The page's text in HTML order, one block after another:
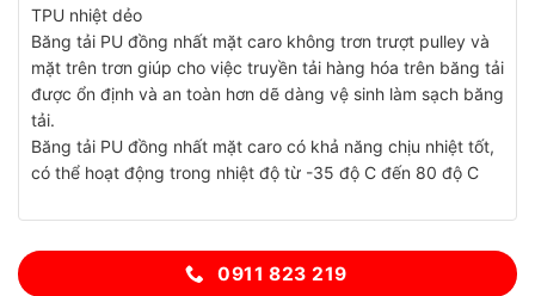
TPU nhiệt dẻo
Băng tải PU đồng nhất mặt caro không trơn trượt pulley và
mặt trên trơn giúp cho việc truyền tải hàng hóa trên băng tải
được ổn định và an toàn hơn dẽ dàng vệ sinh làm sạch băng
tải.
Băng tải PU đồng nhất mặt caro có khả năng chịu nhiệt tốt,
có thể hoạt động trong nhiệt độ từ -35 độ C đến 80 độ C
0911 823 219